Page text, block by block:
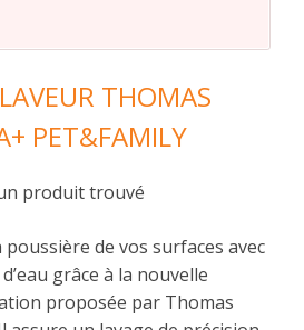
THOMAS
PET&FAMILY
produit trouvé
de vos surfaces avec
grâce à la nouvelle
proposée par Thomas